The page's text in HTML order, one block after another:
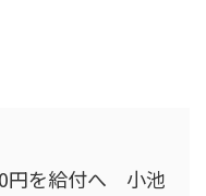
円を給付へ 小池